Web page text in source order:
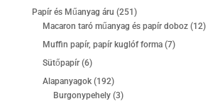
Papír és Műanyag áru 251 251
termék
Macaron taró műanyag és papír doboz 1212
Muffin papír, papír kuglóf forma 77
Sütőpapír 66
termék
Alapanyagok 192192
termék
Burgonypehely 33